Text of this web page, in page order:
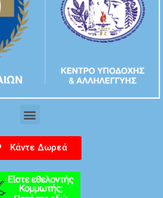
Κάντε Δωρεά